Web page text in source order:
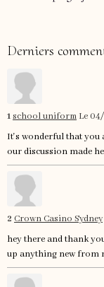
Derniers
1school uniform Le
It's wonderful that you
our discussion made he
2 Crown Casino Sydney
hey there and thank
up anything new from